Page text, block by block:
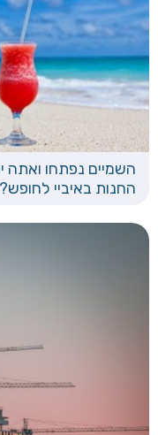
השמיים נפתחו ואתה
החנות באיביי